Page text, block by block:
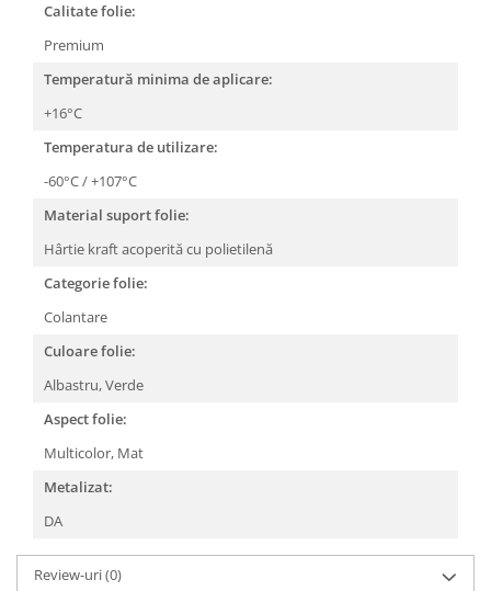
Calitate folie:
Premium
Temperatură minima de aplicare:
+16°C
Temperatura de utilizare:
-60°C / +107°C
Material suport folie:
Hârtie kraft acoperită cu polietilenă
Categorie folie:
Colantare
Culoare folie:
Albastru,Verde
Aspect folie:
Multicolor, Mat
Metalizat:
DA
Review-uri(0)